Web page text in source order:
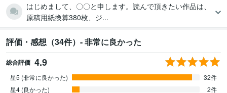
はじめまして、〇〇と申します。読んで頂きたい作品は、
原稿用紙換算380枚、ジ...
評価・感想（34件）- 非常に良かった
総合評価 4.9
星5 (非常に良かった)
32件
星4 (良かった)
2件